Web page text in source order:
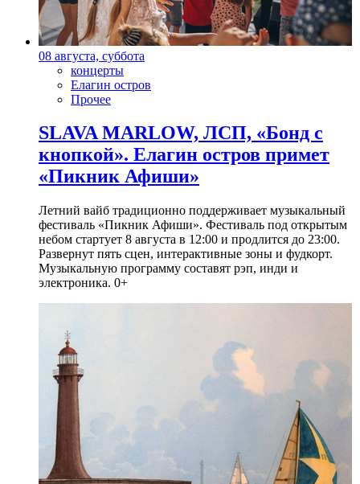
08 августа, суббота
концерты
Елагин остров
Прочее
SLAVA MARLOW, ЛСП, «Бонд с
кнопкой». Елагин остров примет
«Пикник Афиши»
Летний вайб традиционно поддерживает музыкальный
фестиваль «Пикник Афиши». Фестиваль под открытым
небом стартует 8 августа в 12:00 и продлится до 23:00.
Развернут пять сцен, интерактивные зоны и фудкорт.
Музыкальную программу составят рэп, инди и
электроника. 0+